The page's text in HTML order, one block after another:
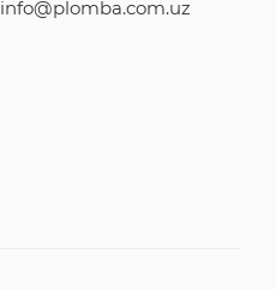
info@plomba.com.uz